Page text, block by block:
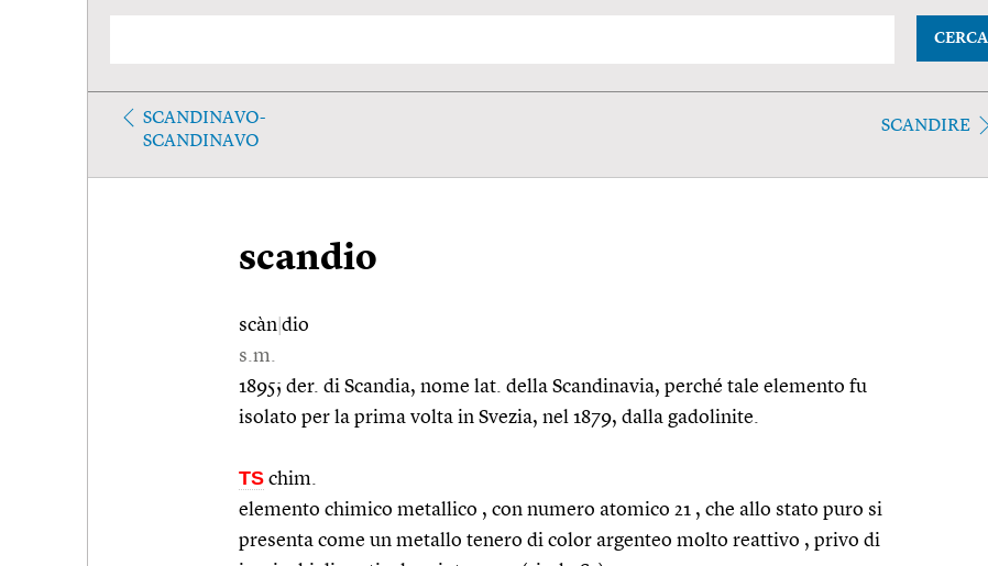
CERCA
SCANDINAVO-
SCANDINAVO
SCANDIRE
scandio
scàn dio
s.m.
1895; der. di Scandia, nome lat. della Scandinavia, perché tale elemento fu
isolato per la prima volta in Svezia, nel 1879, dalla gadolinite.
TS chim.
elemento chimico metallico , con numero atomico 21 , che allo stato puro si
presenta come un metallo tenero di color argenteo molto reattivo , privo di